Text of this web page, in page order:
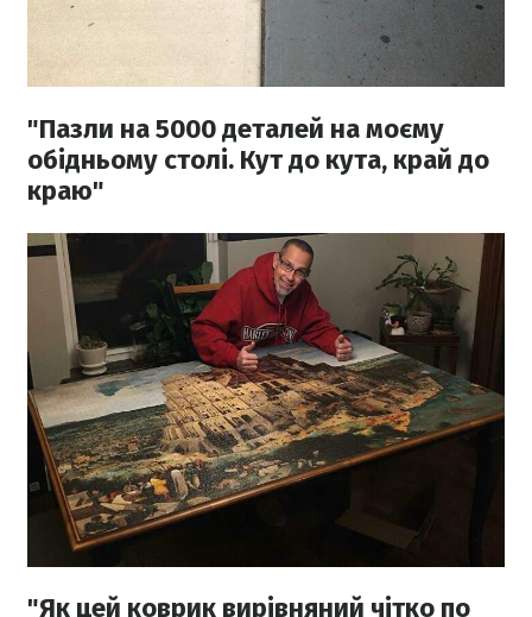
"Пазли на 5000 деталей на моєму
обідньому столі. Кут до кута, край до
краю"
"Як цей коврик вирівняний чітко по